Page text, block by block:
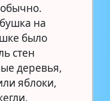
на
было
стен
деревья,
яблоки,